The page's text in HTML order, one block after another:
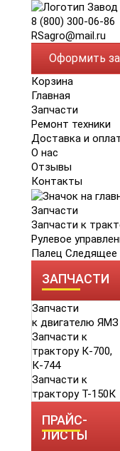
8 (800) 300-06-86
RSagro@mail.ru
Оформить
Корзина
Главная
Запчасти
Ремонт техники
Доставка и
О нас
Отзывы
Контакты
Запчасти
Запчасти к
Рулевое
Палец Следящее
ЗАПЧАСТИ
Запчасти
к двигателю ЯМЗ
Запчасти к
трактору К-700,
К-744
Запчасти к
трактору Т-150К
ПРАЙС-
ЛИСТЫ